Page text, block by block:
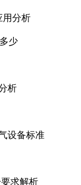
用分析
少
析
设备标准
求解析